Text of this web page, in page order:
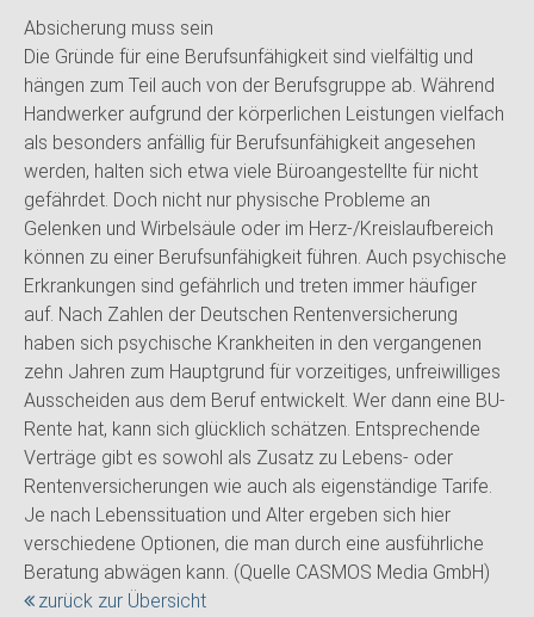
Absicherung muss sein
Die Gründe für eine Berufsunfähigkeit sind vielfältig und
hängen zum Teil auch von der Berufsgruppe ab. Während
Handwerker aufgrund der körperlichen Leistungen vielfach
als besonders anfällig für Berufsunfähigkeit angesehen
werden, halten sich etwa viele Büroangestellte für nicht
gefährdet. Doch nicht nur physische Probleme an
Gelenken und Wirbelsäule oder im Herz-/Kreislaufbereich
können zu einer Berufsunfähigkeit führen. Auch psychische
Erkrankungen sind gefährlich und treten immer häufiger
auf. Nach Zahlen der Deutschen Rentenversicherung
haben sich psychische Krankheiten in den vergangenen
zehn Jahren zum Hauptgrund für vorzeitiges, unfreiwilliges
Ausscheiden aus dem Beruf entwickelt. Wer dann eine BU-
Rente hat, kann sich glücklich schätzen. Entsprechende
Verträge gibt es sowohl als Zusatz zu Lebens- oder
Rentenversicherungen wie auch als eigenständige Tarife.
Je nach Lebenssituation und Alter ergeben sich hier
verschiedene Optionen, die man durch eine ausführliche
Beratung abwägen kann. (Quelle CASMOS Media GmbH)
zurück zur Übersicht